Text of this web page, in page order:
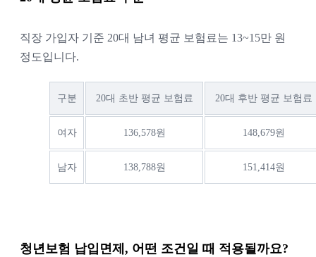
직장 가입자 기준 20대 남녀 평균 보험료는 13~15만 원
정도입니다.
구분 20대 초반 평균 보험료 20대 후반 평균 보험료
여자 136,578원 148,679원
남자 138,788원 151,414원
청년보험 납입면제, 어떤 조건일 때 적용될까요?